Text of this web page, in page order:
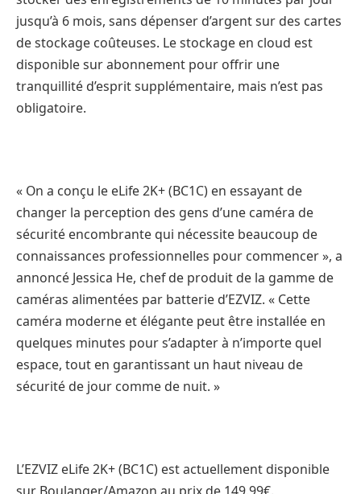
jusqu’à 6 mois, sans dépenser d’argent sur des cartes
de stockage coûteuses. Le stockage en cloud est
disponible sur abonnement pour offrir une
tranquillité d’esprit supplémentaire, mais n’est pas
obligatoire.
« On a conçu le eLife 2K+ (BC1C) en essayant de
changer la perception des gens d’une caméra de
sécurité encombrante qui nécessite beaucoup de
connaissances professionnelles pour commencer », a
annoncé Jessica He, chef de produit de la gamme de
caméras alimentées par batterie d’EZVIZ. « Cette
caméra moderne et élégante peut être installée en
quelques minutes pour s’adapter à n’importe quel
espace, tout en garantissant un haut niveau de
sécurité de jour comme de nuit. »
L’EZVIZ eLife 2K+ (BC1C) est actuellement disponible